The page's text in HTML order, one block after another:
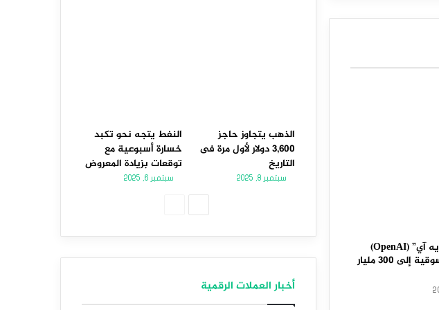
صحيفة: “أوبن إيه آي” (OpenAI)
تصل قيمتها السوقية إلى 300 مليار
الذهب يتجاوز حاجز
3,600 دولار لأول مرة فى
التاريخ
سبتمبر 8, 2025
النفط يتجه نحو تكبد
خسارة أسبوعية مع
توقعات بزيادة المعروض
سبتمبر 6, 2025
أخبار العملات الرقمية